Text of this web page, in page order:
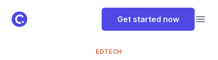
ClassPoint Logo Get started now
EDTECH